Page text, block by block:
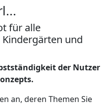
für alle
und
der Nutzer
an, deren Themen Sie